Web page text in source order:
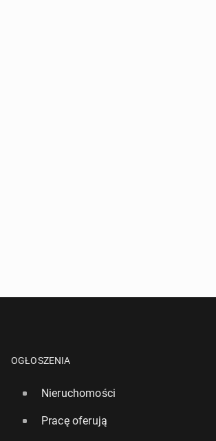
OGŁOSZENIA
Nieruchomości
Pracę oferują